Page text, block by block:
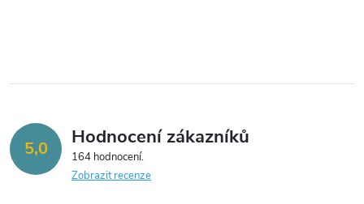
ů
t
ů
l
d
a
5,0 Hodnocení zákazníků
164 hodnocení
Zobrazit recenze